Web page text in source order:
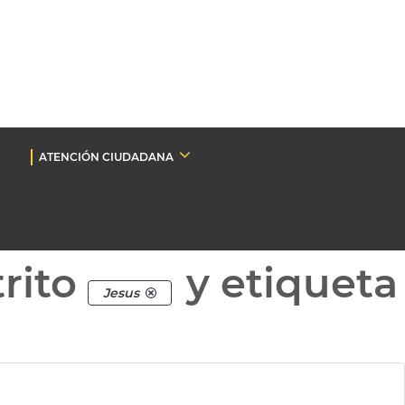
ATENCIÓN CIUDADANA
Jesus y etiqueta